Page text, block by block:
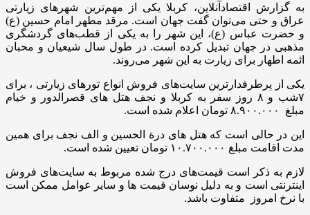
به گزارش اقتصادآنلاین، کربلا یکی از مهم‌ترین شهرهای زیارتی
عراق و حتی می‌توان گفت جهان است. مرقد مطهر امام حسین (ع)
و حضرت عباس (ع)، این شهر را به یکی از قطب‌های گردشگری
مذهبی در جهان تبدیل کرده است. در طول سال شیعیان و محبان
ائمه‌ اطهار برای زیارت به این شهر می‌روند.
یکی از پرطرفدارترین سایت‌های فروش انواع تورهای زیارتی ، برای
۷شب و ۸ روز سفر به کربلا و نجف هتل های قصرالدور و خیام
مبلغ ۸.۹۰۰.۰۰۰ تومان اعلام شده است.
این در حالی است که هتل های درة الحسین و الف نجف برای همین
مدت اقامت مبلغ ۱۰.۷۰۰.۰۰۰ تومان تعیین شده است.
لازم به ذکر است قیمت‌های درج شده مربوط به سایت‌های فروش
اینترنتی است و به دلیل نوسان قیمت ها و سایر عوامل ممکن است
با نرخ امروز متفاوت باشد.